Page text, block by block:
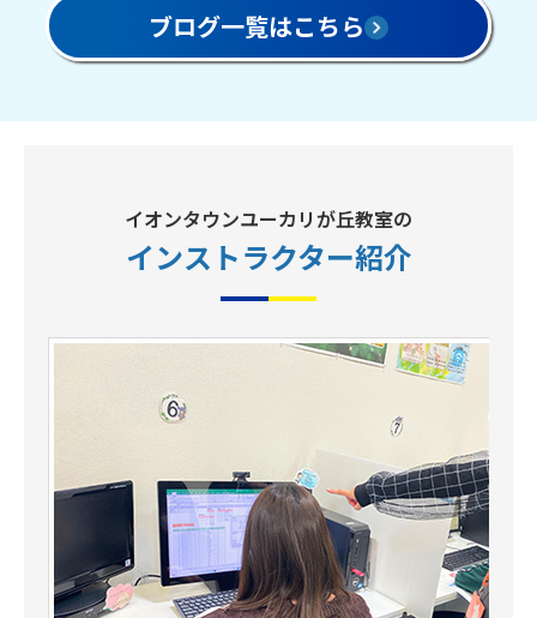
ブログ一覧はこちら
イオンタウンユーカリが丘教室の
インストラクター紹介